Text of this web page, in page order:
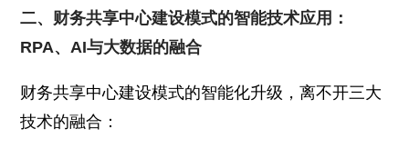
二、财务共享中心建设模式的智能技术应用：
RPA、AI与大数据的融合
财务共享中心建设模式的智能化升级，离不开三大
技术的融合：